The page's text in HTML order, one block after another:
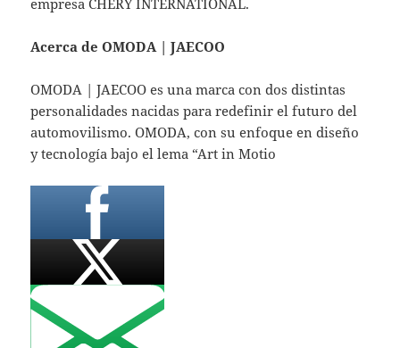
Acerca de OMODA | JAECOO
OMODA | JAECOO es una marca con dos distintas
personalidades nacidas para redefinir el futuro del
automovilismo. OMODA, con su enfoque en diseño
y tecnología bajo el lema “Art in Motio